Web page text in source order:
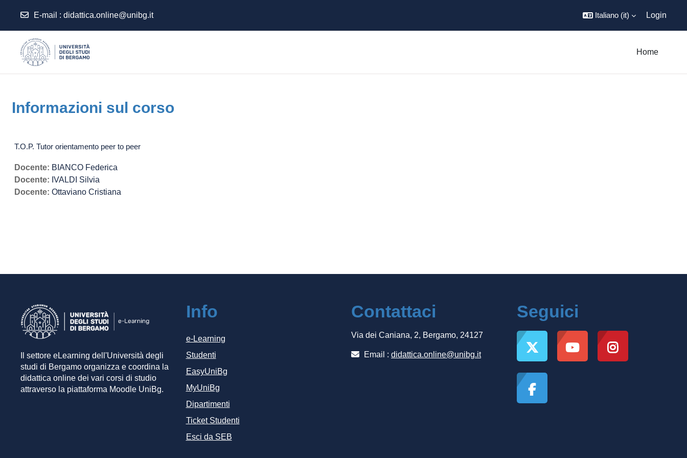
E-mail : didattica.online@unibg.it Italiano ‎(it)‎ Login
Home
Informazioni sul corso
T.O.P. Tutor orientamento peer to peer
Docente: BIANCO Federica
Docente: IVALDI Silvia
Docente: Ottaviano Cristiana
Il settore eLearning dell'Università degli
studi di Bergamo organizza e coordina la
didattica online dei vari corsi di studio
attraverso la piattaforma Moodle UniBg.
Info
e-Learning
Studenti
EasyUniBg
MyUniBg
Dipartimenti
Ticket Studenti
Esci da SEB
Contattaci
Via dei Caniana, 2, Bergamo, 24127
Email : didattica.online@unibg.it
Seguici